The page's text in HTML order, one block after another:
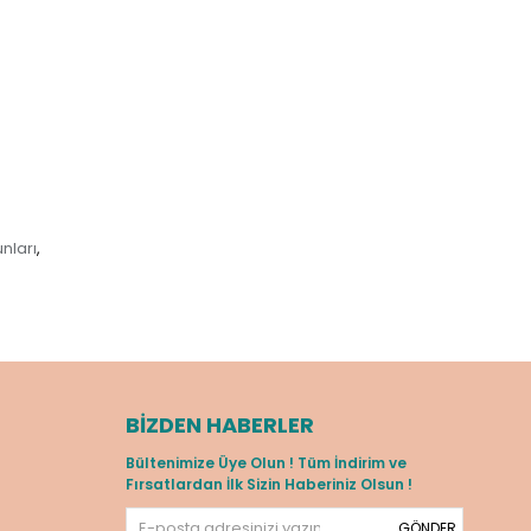
,
BIZDEN HABERLER
Bültenimize Üye Olun ! Tüm İndirim ve
Fırsatlardan İlk Sizin Haberiniz Olsun !